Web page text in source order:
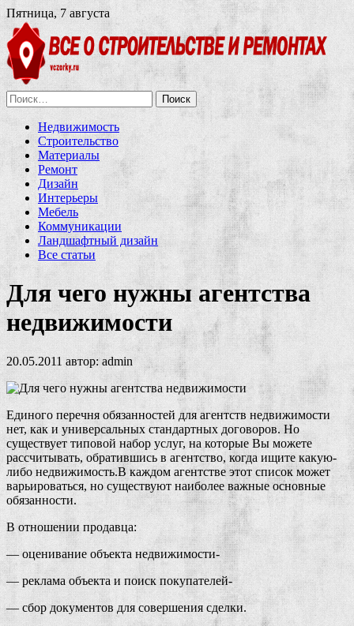
Пятница, 7 августа
Найти:
Недвижимость
Строительство
Материалы
Ремонт
Дизайн
Интерьеры
Мебель
Коммуникации
Ландшафтный дизайн
Все статьи
Для чего нужны агентства
недвижимости
20.05.2011 автор:admin
Единого перечня обязанностей для агентств недвижимости
нет, как и универсальных стандартных договоров. Но
существует типовой набор услуг, на которые Вы можете
рассчитывать, обратившись в агентство, когда ищите какую-
либо недвижимость.В каждом агентстве этот список может
варьироваться, но существуют наиболее важные основные
обязанности.
В отношении продавца:
— оценивание объекта недвижимости-
— реклама объекта и поиск покупателей-
— сбор документов для совершения сделки.